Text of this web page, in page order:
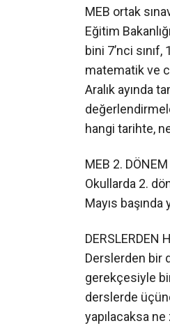
MEB ortak
Eğitim
bini 7’nci
matematik ve
Aralık ayında
hangi tarihte,
MEB 2.
Okullarda 2.
Mayıs başında
DERSLERDEN
Derslerden bir
gerekçesiyle
derslerde
yapılacaksa